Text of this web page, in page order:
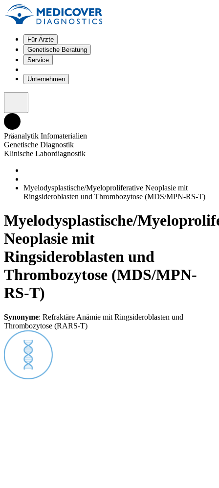
Für Ärzte
Genetische Beratung
Service
Unternehmen
Präanalytik Infomaterialien
Genetische Diagnostik
Klinische Labordiagnostik
Myelodysplastische/Myeloproliferative Neoplasie mit
Ringsideroblasten und Thrombozytose (MDS/MPN-RS-T)
Myelodysplastische/
Neoplasie mit
Ringsideroblasten und
Thrombozytose (MDS/MPN-
RS-T)
Synonyme: Refraktäre Anämie mit Ringsideroblasten und
Thrombozytose (RARS-T)